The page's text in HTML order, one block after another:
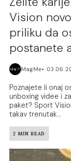
Vision
priliku da
postanete
MagMe
Poznajete li onaj
unboxing videe i
paket? Sport
takav trenutak...
2 MIN READ